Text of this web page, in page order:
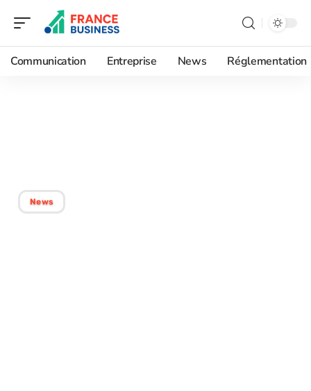
Communication Entreprise News Réglementation
News